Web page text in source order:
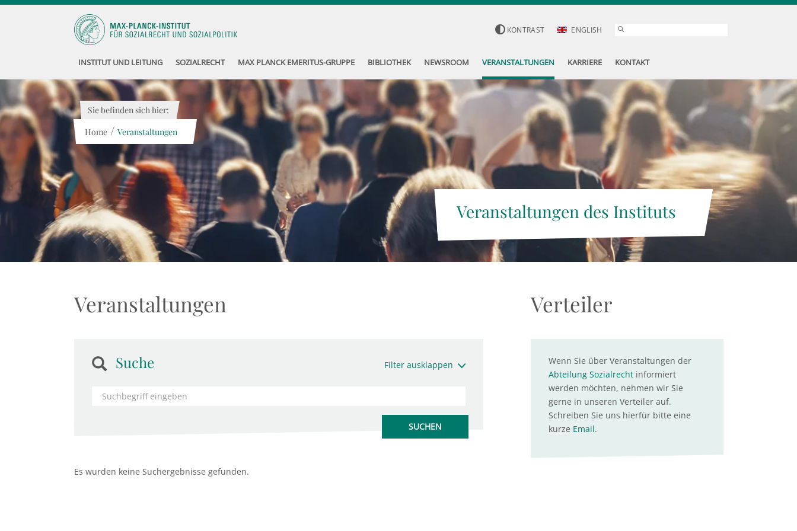
KONTRAST ENGLISH
INSTITUT UND LEITUNG SOZIALRECHT MAX PLANCK EMERITUS-GRUPPE BIBLIOTHEK NEWSROOM VERANSTALTUNGEN KARRIERE KONTAKT
Veranstaltungen des Instituts
Sie befinden sich hier:
Home / Veranstaltungen
Veranstaltungen
Suche Filter ausklappen
Es wurden keine Suchergebnisse gefunden.
Verteiler
Wenn Sie über Veranstaltungen der
Abteilung Sozialrechtinformiert
werden möchten, nehmen wir Sie
gerne in unseren Verteiler auf.
Schreiben Sie uns hierfür bitte eine
kurze Email.